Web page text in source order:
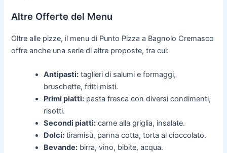
Altre Offerte del Menu
Oltre alle pizze, il menu di Punto Pizza a Bagnolo Cremasco
offre anche una serie di altre proposte, tra cui:
Antipasti: taglieri di salumi e formaggi,
bruschette, fritti misti.
Primi piatti: pasta fresca con diversi condimenti,
risotti.
Secondi piatti: carne alla griglia, insalate.
Dolci: tiramisù, panna cotta, torta al cioccolato.
Bevande: birra, vino, bibite, acqua.